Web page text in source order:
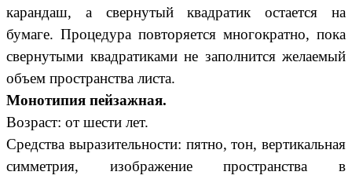
карандаш, а свернутый квадратик остается на
бумаге. Процедура повторяется многократно, пока
свернутыми квадратиками не заполнится желаемый
объем пространства листа.
Монотипия пейзажная.
Возраст: от шести лет.
Средства выразительности: пятно, тон, вертикальная
симметрия, изображение пространства в